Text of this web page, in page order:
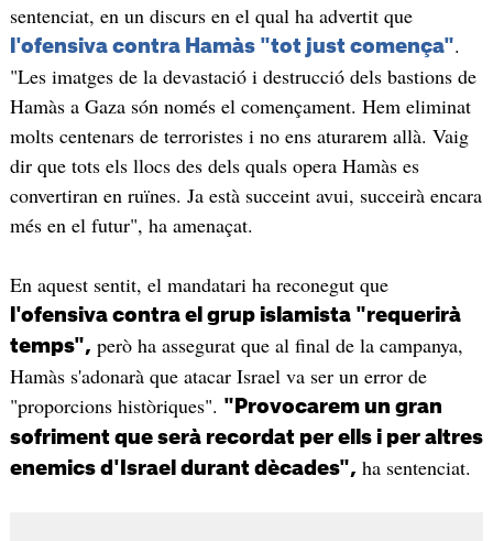
sentenciat, en un discurs en el qual ha advertit que
l'ofensiva contra Hamàs "tot just comença".
"Les imatges de la devastació i destrucció dels bastions de
Hamàs a Gaza són només el començament. Hem eliminat
molts centenars de terroristes i no ens aturarem allà. Vaig
dir que tots els llocs des dels quals opera Hamàs es
convertiran en ruïnes. Ja està succeint avui, succeirà encara
més en el futur", ha amenaçat.
En aquest sentit, el mandatari ha reconegut que
l'ofensiva contra el grup islamista "requerirà
temps", però ha assegurat que al final de la campanya,
Hamàs s'adonarà que atacar Israel va ser un error de
"proporcions històriques". "Provocarem un gran
sofriment que serà recordat per ells i per altres
enemics d'Israel durant dècades", ha sentenciat.